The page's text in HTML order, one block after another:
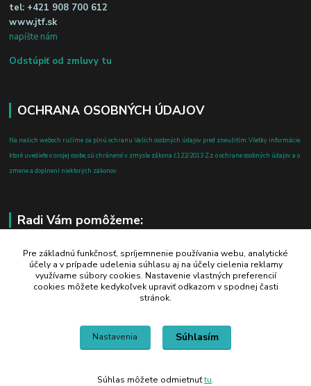
tel: +421 908 700 612
www.jtf.sk
napíšte nám
Odstúpiť od zmluvy tu
OCHRANA OSOBNÝCH ÚDAJOV
Na našich weboch ručíme za plnú ochranu Vašich osobných údajov pred zneužitím. Všetky informácie,
ktoré uvediete o svojej osobe, sú chránené v zmysle zákona č.122/2013 Z.z. o ochrane osobných údajov a o
zmene a doplnení niektorých zákonov.
Radi Vám pomôžeme:
+421 908 700 612
po-pia: 8.00 - 16.00
business@jtf.sk
Pre základnú funkčnosť, spríjemnenie používania webu, analytické
účely a v prípade udelenia súhlasu aj na účely cielenia reklamy
využívame súbory cookies. Nastavenie vlastných preferencií
cookies môžete kedykoľvek upraviť odkazom v spodnej časti
stránok.
Nastavenia Súhlasím
Súhlas môžete odmietnuťtu.